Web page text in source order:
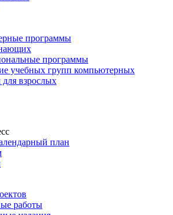
программы
программы
учебных групп компьютерных
взрослых
план
работы